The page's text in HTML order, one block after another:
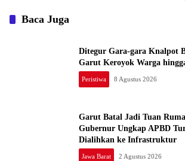
Baca Juga
Ditegur Gara-gara Knalpot
Garut Keroyok Warga
Peristiwa 8 Agustus 2026
Garut Batal Jadi Tuan
Gubernur Ungkap APBD
Dialihkan ke Infrastruktur
Jawa Barat 2 Agustus 2026